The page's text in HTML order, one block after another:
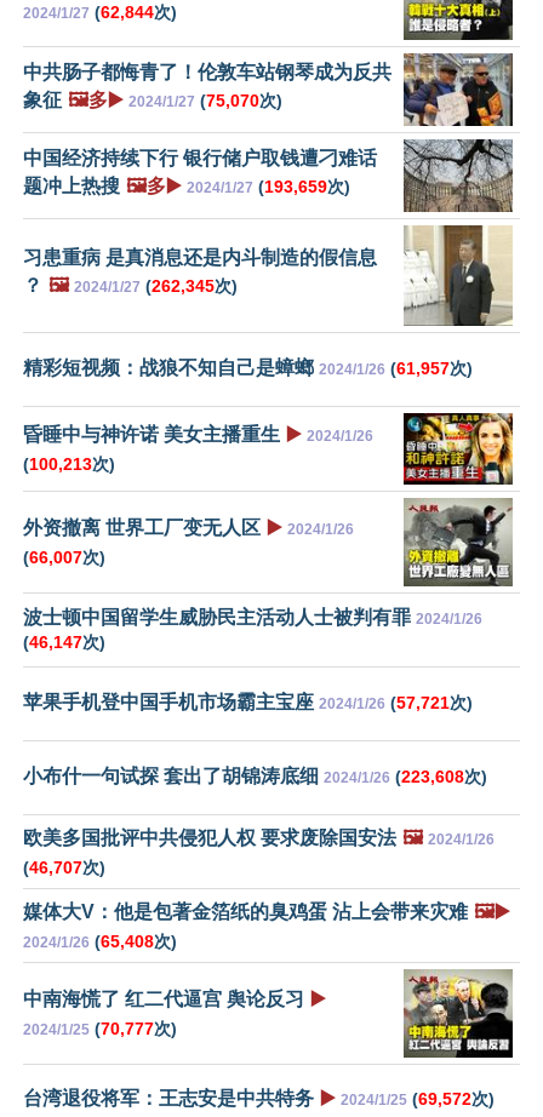
2024/1/27 (62,844次)
中共肠子都悔青了！伦敦车站钢琴成为反共
象征 🖼️多▶️ 2024/1/27 (75,070次)
中国经济持续下行 银行储户取钱遭刁难话
题冲上热搜 🖼️多▶️ 2024/1/27 (193,659次)
习患重病 是真消息还是内斗制造的假信息
？ 🖼️ 2024/1/27 (262,345次)
精彩短视频：战狼不知自己是蟑螂 2024/1/26 (61,957次)
昏睡中与神许诺 美女主播重生 ▶️ 2024/1/26
(100,213次)
外资撤离 世界工厂变无人区 ▶️ 2024/1/26
(66,007次)
波士顿中国留学生威胁民主活动人士被判有罪 2024/1/26
(46,147次)
苹果手机登中国手机市场霸主宝座 2024/1/26 (57,721次)
小布什一句试探 套出了胡锦涛底细 2024/1/26 (223,608次)
欧美多国批评中共侵犯人权 要求废除国安法 🖼️ 2024/1/26
(46,707次)
媒体大V：他是包著金箔纸的臭鸡蛋 沾上会带来灾难 🖼️▶️
2024/1/26 (65,408次)
中南海慌了 红二代逼宫 舆论反习 ▶️
2024/1/25 (70,777次)
台湾退役将军：王志安是中共特务 ▶️ 2024/1/25 (69,572次)